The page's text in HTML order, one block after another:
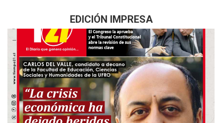
EDICIÓN IMPRESA